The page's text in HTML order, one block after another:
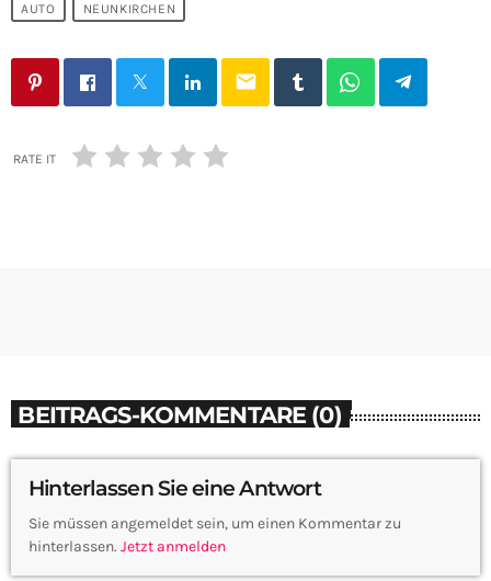
AUTO NEUNKIRCHEN
email
RATE IT
BEITRAGS-KOMMENTARE (0)
Hinterlassen Sie eine Antwort
Sie müssen angemeldet sein, um einen Kommentar zu
hinterlassen. Jetzt anmelden